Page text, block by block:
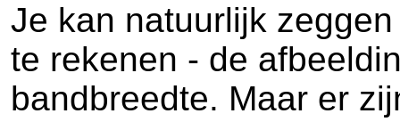
Je kan natuurlijk
te rekenen - de
bandbreedte. Maar er